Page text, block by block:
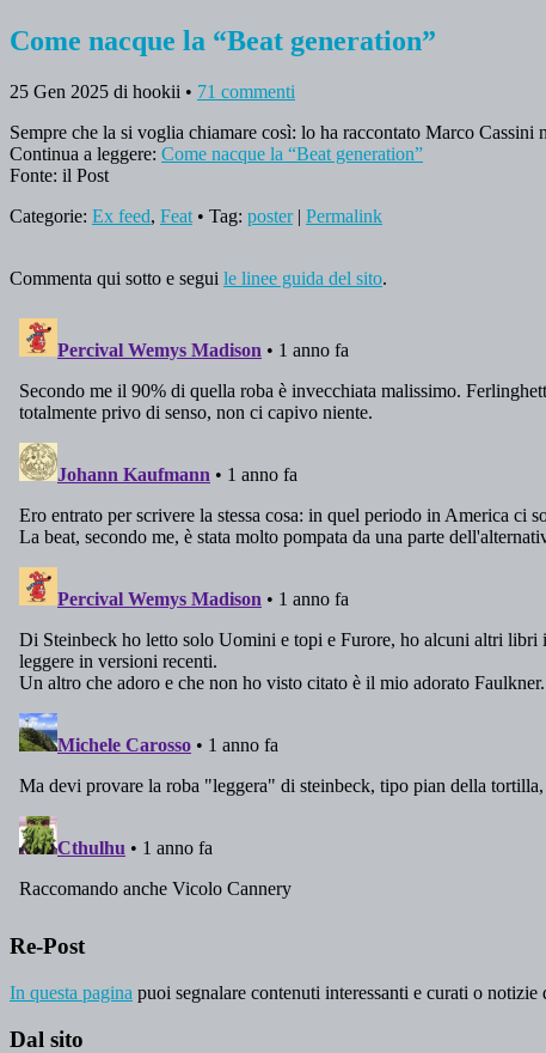
Come nacque la “Beat generation”
25 Gen 2025 di hookii • 71 commenti
Sempre che la si voglia chiamare così: lo ha raccontato Marco
Continua a leggere: Come nacque la “Beat generation”
Fonte: il Post
Categorie: Ex feed, Feat • Tag: poster| Permalink
Commenta qui sotto e segui le linee guida del sito.
Re-Post
In questa pagina puoi segnalare contenuti interessanti e curati o notizie
Dal sito